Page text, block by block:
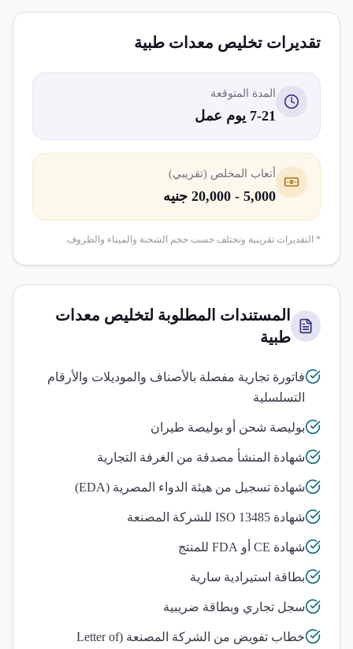
تقديرات تخليص معدات طبية
المدة المتوقعة
7-21 يوم عمل
أتعاب المخلص (تقريبي)
5,000 - 20,000 جنيه
* التقديرات تقريبية وتختلف حسب حجم الشحنة والميناء والظروف.
المستندات المطلوبة لتخليص معدات
طبية
فاتورة تجارية مفصلة بالأصناف والموديلات والأرقام
التسلسلية
بوليصة شحن أو بوليصة طيران
شهادة المنشأ مصدقة من الغرفة التجارية
شهادة تسجيل من هيئة الدواء المصرية (EDA)
شهادة ISO 13485 للشركة المصنعة
شهادة CE أو FDA للمنتج
بطاقة استيرادية سارية
سجل تجاري وبطاقة ضريبية
خطاب تفويض من الشركة المصنعة (Letter of